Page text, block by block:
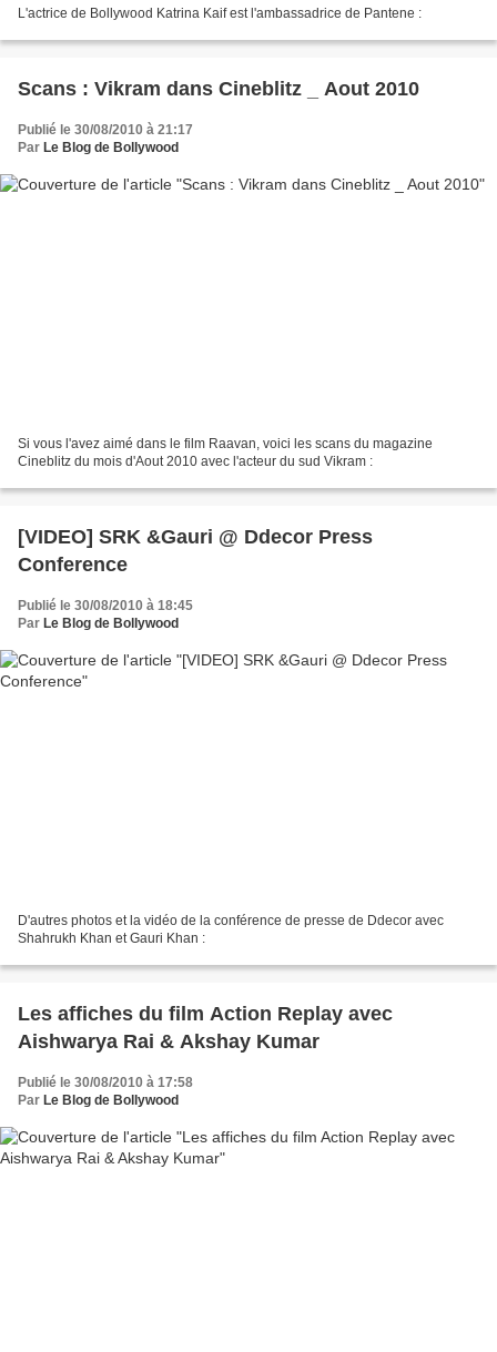
L'actrice de Bollywood Katrina Kaif est l'ambassadrice de Pantene :
Scans : Vikram dans Cineblitz _ Aout 2010
Publié le 30/08/2010 à 21:17
Par Le Blog de Bollywood
Si vous l'avez aimé dans le film Raavan, voici les scans du magazine
Cineblitz du mois d'Aout 2010 avec l'acteur du sud Vikram :
[VIDEO] SRK &Gauri @ Ddecor Press
Conference
Publié le 30/08/2010 à 18:45
Par Le Blog de Bollywood
D'autres photos et la vidéo de la conférence de presse de Ddecor avec
Shahrukh Khan et Gauri Khan :
Les affiches du film Action Replay avec
Aishwarya Rai & Akshay Kumar
Publié le 30/08/2010 à 17:58
Par Le Blog de Bollywood